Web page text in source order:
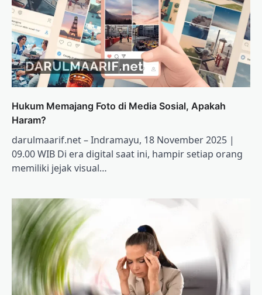
Hukum Memajang Foto di Media Sosial, Apakah
Haram?
darulmaarif.net – Indramayu, 18 November 2025 |
09.00 WIB Di era digital saat ini, hampir setiap orang
memiliki jejak visual…